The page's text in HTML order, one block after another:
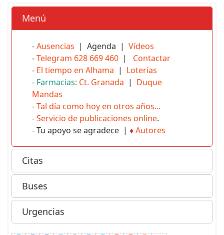
Menú
-Ausencias | Agenda | Vídeos
-Telegram 628 669 460 | Contactar
- El tiempo en Alhama | Loterías
- Farmacias: Ct. Granada | Duque
Mandas
-Tal día como hoy en otros años...
-Servicio de publicaciones online.
- Tu apoyo se agradece | ♦Autores
Citas
Buses
Urgencias